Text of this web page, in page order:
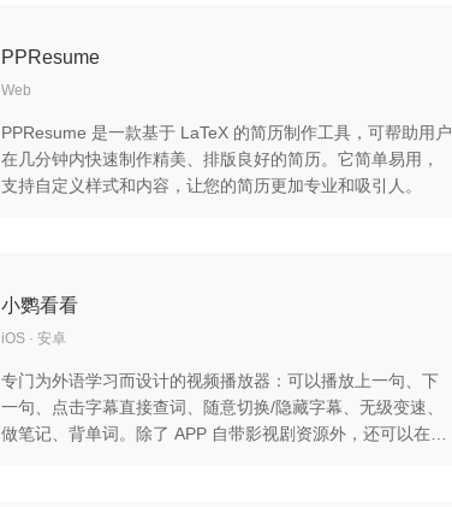
PPResume
Web
PPResume 是一款基于 LaTeX 的简历制作工具，可帮助用户
在几分钟内快速制作精美、排版良好的简历。它简单易用，
支持自定义样式和内容，让您的简历更加专业和吸引人。
小鹦看看
iOS 安卓
专门为外语学习而设计的视频播放器：可以播放上一句、下
一句、点击字幕直接查词、随意切换/隐藏字幕、无级变速、
做笔记、背单词。除了 APP 自带影视剧资源外，还可以在